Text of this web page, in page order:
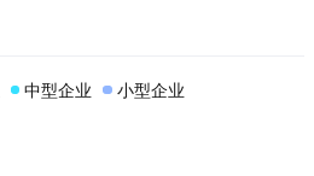
中型企业 小型企业